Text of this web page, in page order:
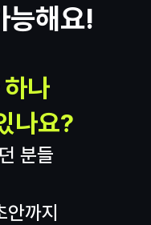
능해요!
나
나요?
분들
까지